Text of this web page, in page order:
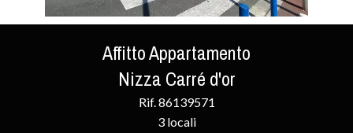
Affitto Appartamento
Nizza Carré d'or
Rif. 86139571
3 locali